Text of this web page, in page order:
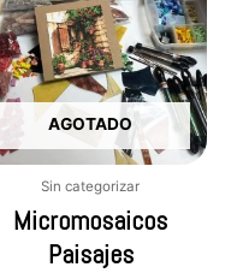
AGOTADO
Sin categorizar
Micromosaicos
Paisajes